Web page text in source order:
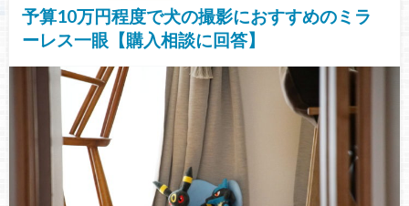
予算10万円程度で犬の撮影におすすめのミラ
ーレス一眼【購入相談に回答】